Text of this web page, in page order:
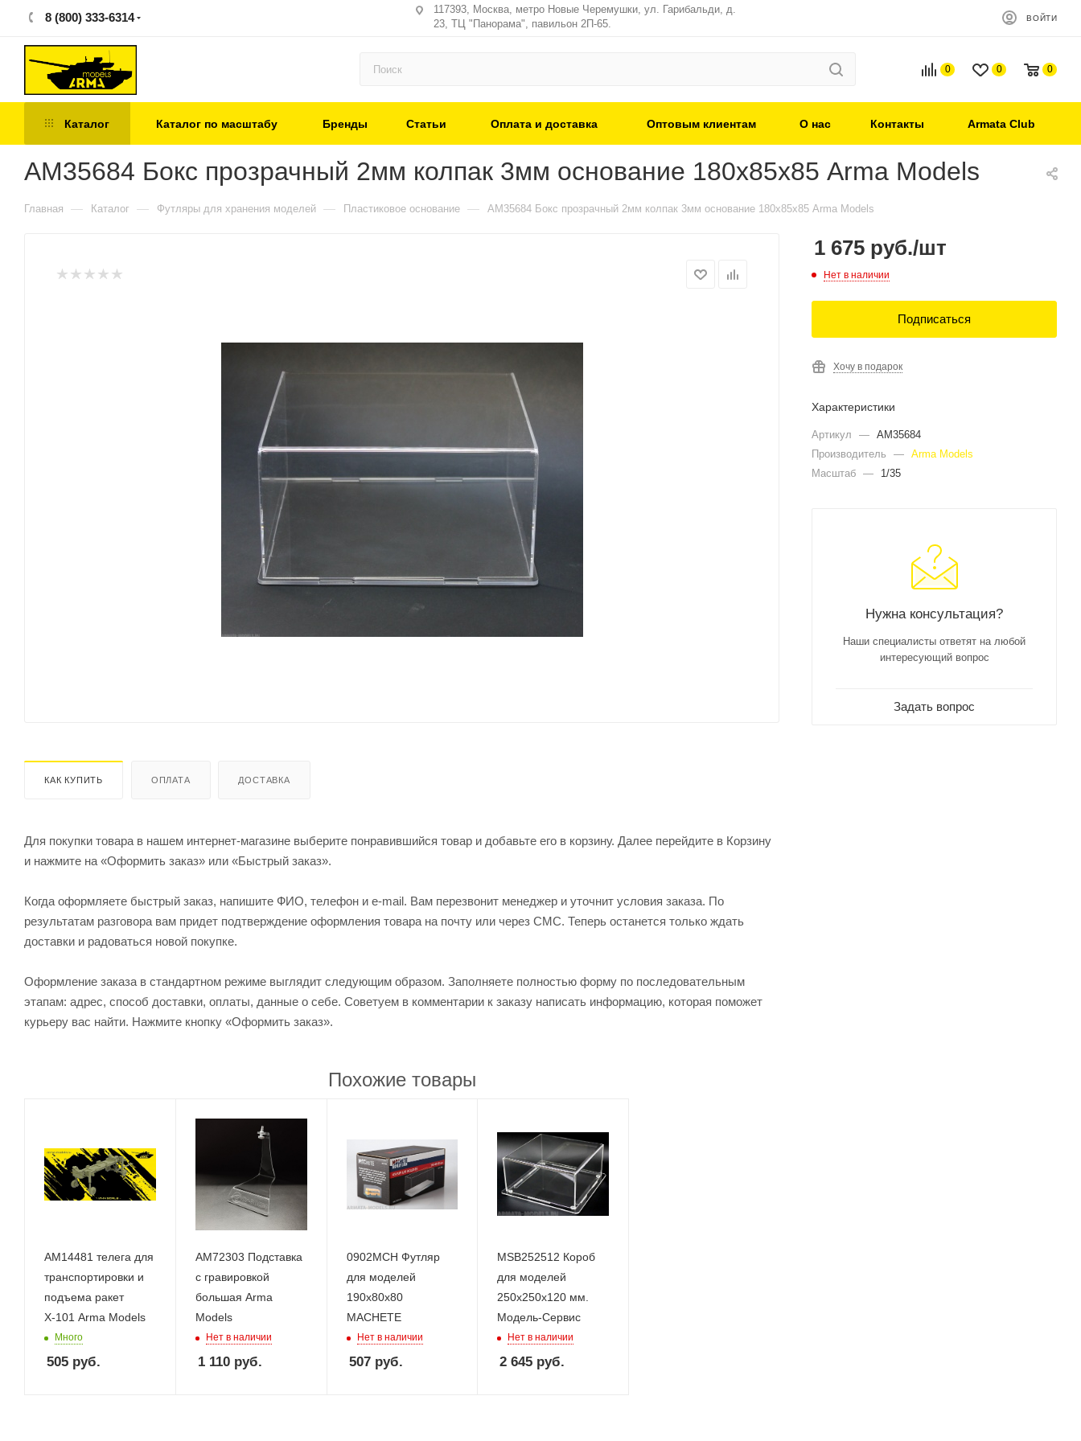
8 (800) 333-6314
117393, Москва, метро Новые Черемушки, ул. Гарибальди, д.
23, ТЦ "Панорама", павильон 2П-65.
ВОЙТИ
0 0 0
Каталог Каталог по масштабу Бренды Статьи Оплата и доставка Оптовым клиентам О нас Контакты Armata Club
AM35684 Бокс прозрачный 2мм колпак 3мм основание 180х85х85 Arma Models
Главная — Каталог — Футляры для хранения моделей — Пластиковое основание — AM35684 Бокс прозрачный 2мм колпак 3мм основание 180х85х85 Arma Models
КАК КУПИТЬ ОПЛАТА ДОСТАВКА
Для покупки товара в нашем интернет-магазине выберите понравившийся товар и добавьте его в корзину. Далее перейдите в Корзину
и нажмите на «Оформить заказ» или «Быстрый заказ».
Когда оформляете быстрый заказ, напишите ФИО, телефон и e-mail. Вам перезвонит менеджер и уточнит условия заказа. По
результатам разговора вам придет подтверждение оформления товара на почту или через СМС. Теперь останется только ждать
доставки и радоваться новой покупке.
Оформление заказа в стандартном режиме выглядит следующим образом. Заполняете полностью форму по последовательным
этапам: адрес, способ доставки, оплаты, данные о себе. Советуем в комментарии к заказу написать информацию, которая поможет
курьеру вас найти. Нажмите кнопку «Оформить заказ».
Похожие товары
AM14481 телега для
транспортировки и
подъема ракет
Х-101 Arma Models
Много
505 руб.
AM72303 Подставка
с гравировкой
большая Arma
Models
Нет в наличии
1 110руб.
0902MCH Футляр
для моделей
190х80х80
MACHETE
Нет в наличии
507руб.
MSB252512 Короб
для моделей
250х250х120 мм.
Модель-Сервис
Нет в наличии
2 645 руб.
1 675 руб./шт
Нет в наличии
Подписаться
Хочу в подарок
Характеристики
Артикул — AM35684
Производитель
— Arma Models
Масштаб — 1/35
Нужна консультация?
Наши специалисты ответят на любой
интересующий вопрос
Задать вопрос